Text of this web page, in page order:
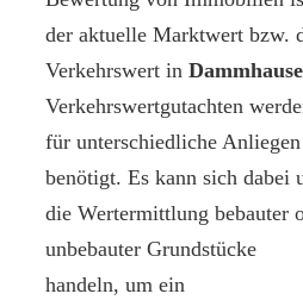
der aktuelle Marktwert bzw.
Verkehrswert in
Verkehrswertgutachten
für unterschiedliche Anliegen
benötigt. Es kann sich dabei
die Wertermittlung bebauter
unbebauter Grundstücke
handeln, um ein